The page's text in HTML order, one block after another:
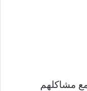
مشاكلهم